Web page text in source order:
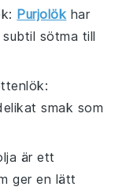
: Purjolök har
sötma till
:
smak som
är ett
ger en lätt